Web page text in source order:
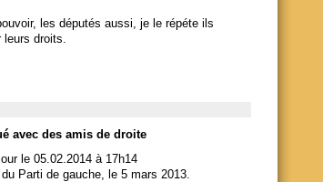
les députés aussi, je le répéte ils
droits.
avec des amis de droite
le 05.02.2014 à 17h14
Parti de gauche, le 5 mars 2013.